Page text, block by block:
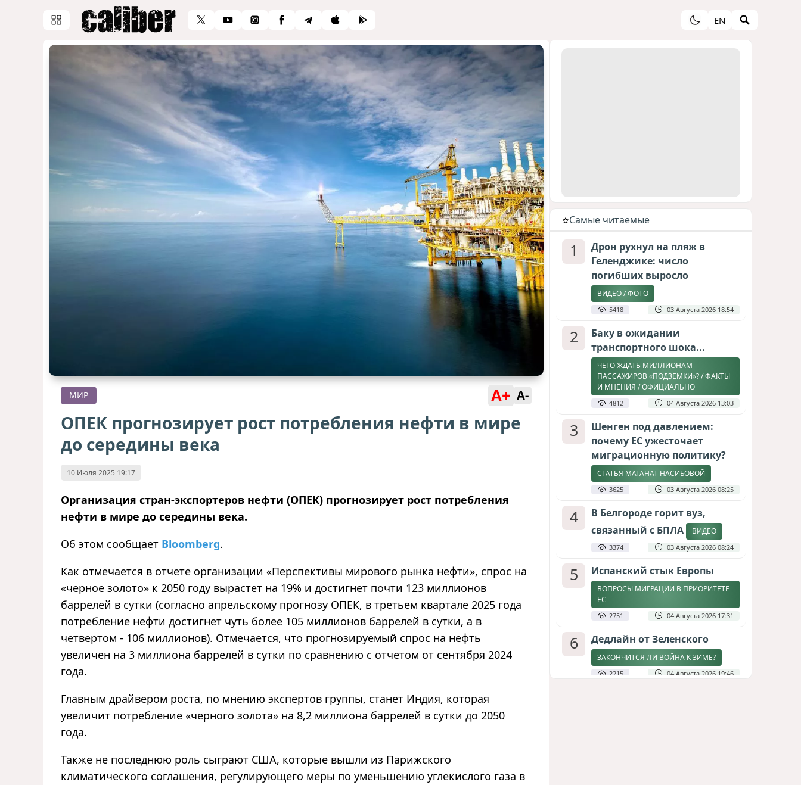
EN
МИР A+ A-
ОПЕК прогнозирует рост потребления нефти в мире
до середины века
10 Июля 2025 19:17
Организация стран-экспортеров нефти (ОПЕК) прогнозирует рост потребления
нефти в мире до середины века.
Об этом сообщает Bloomberg.
Как отмечается в отчете организации «Перспективы мирового рынка нефти», спрос на
«черное золото» к 2050 году вырастет на 19% и достигнет почти 123 миллионов
баррелей в сутки (согласно апрельскому прогнозу ОПЕК, в третьем квартале 2025 года
потребление нефти достигнет чуть более 105 миллионов баррелей в сутки, а в
четвертом - 106 миллионов). Отмечается, что прогнозируемый спрос на нефть
увеличен на 3 миллиона баррелей в сутки по сравнению с отчетом от сентября 2024
года.
Главным драйвером роста, по мнению экспертов группы, станет Индия, которая
увеличит потребление «черного золота» на 8,2 миллиона баррелей в сутки до 2050
года.
Также не последнюю роль сыграют США, которые вышли из Парижского
климатического соглашения, регулирующего меры по уменьшению углекислого газа в
Cамые читаемые
1
Дрон рухнул на пляж в
Геленджике: число
погибших выросло
ВИДЕО / ФОТО
5418 03 Августа 2026 18:54
2
Баку в ожидании
транспортного шока...
ЧЕГО ЖДАТЬ МИЛЛИОНАМ
ПАССАЖИРОВ «ПОДЗЕМКИ»? / ФАКТЫ
И МНЕНИЯ / ОФИЦИАЛЬНО
4812 04 Августа 2026 13:03
3
Шенген под давлением:
почему ЕС ужесточает
миграционную политику?
СТАТЬЯ МАТАНАТ НАСИБОВОЙ
3625 03 Августа 2026 08:25
4
В Белгороде горит вуз,
связанный с БПЛА
ВИДЕО
3374 03 Августа 2026 08:24
5 Испанский стык Европы
ВОПРОСЫ МИГРАЦИИ В ПРИОРИТЕТЕ
ЕС
2751 04 Августа 2026 17:31
6 Дедлайн от Зеленского
ЗАКОНЧИТСЯ ЛИ ВОЙНА К ЗИМЕ?
2215 04 Августа 2026 19:46